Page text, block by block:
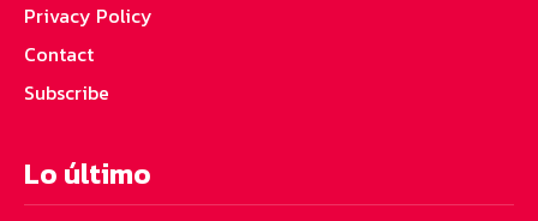
Privacy Policy
Contact
Subscribe
Lo último